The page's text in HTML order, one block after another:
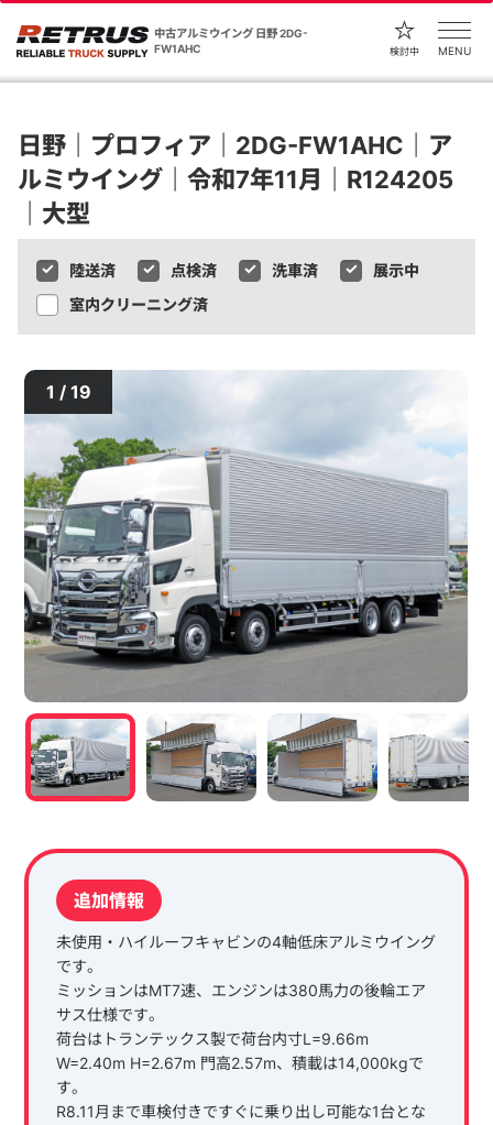
中古アルミウイング 日野 2DG-
FW1AHC
検討中 MENU
日野｜プロフィア｜2DG-FW1AHC｜ア
ルミウイング｜令和7年11月｜R124205
｜大型
陸送済 点検済 洗車済
展示中
室内クリーニング済
1 / 19
追加情報
未使用・ハイルーフキャビンの4軸低床アルミウイング
です。
ミッションはMT7速、エンジンは380馬力の後輪エア
サス仕様です。
荷台はトランテックス製で荷台内寸L=9.66m
W=2.40m H=2.67m 門高2.57m、積載は14,000kgで
す。
R8.11月まで車検付きですぐに乗り出し可能な1台とな